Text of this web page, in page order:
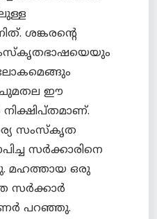
ശങ്കരന്റെ
ചുമതല ഈ
സംസ്കൃത
സര്‍ക്കാരിനെ
മഹത്തായ ഒരു
സര്‍ക്കാര്‍
പറഞ്ഞു.